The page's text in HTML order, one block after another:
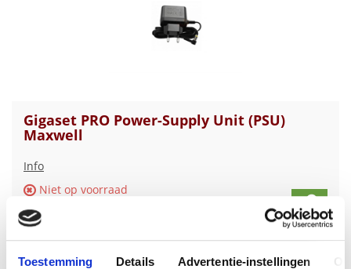
Toestemming Details Advertentie-instellingen
Gigaset PRO Power-Supply Unit (PSU)
Maxwell
Info
Niet op voorraad
€ 11